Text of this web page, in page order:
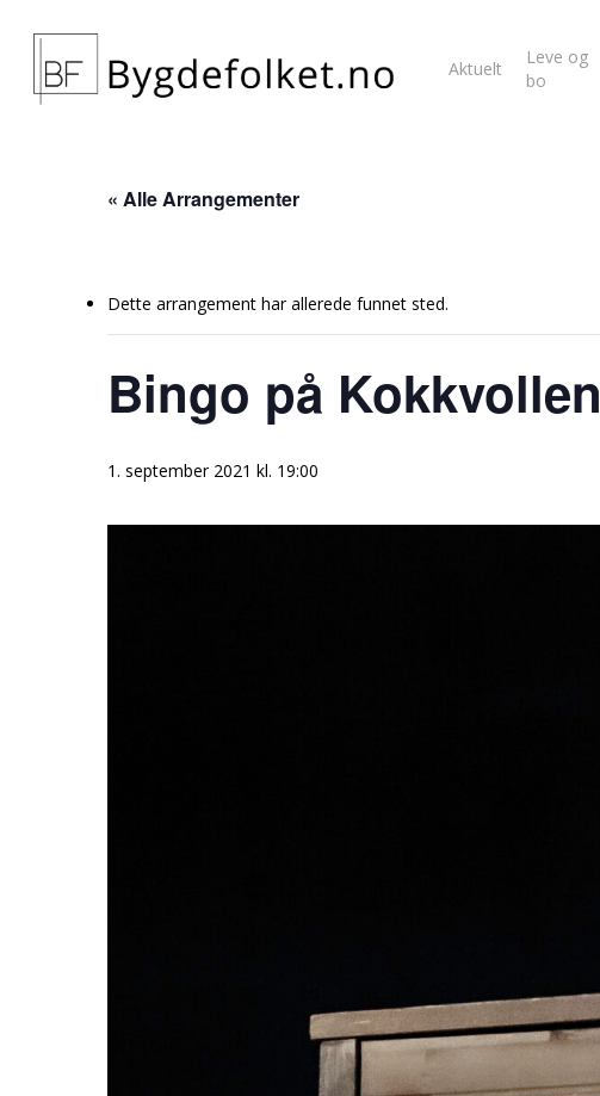
Aktuelt
Leve og
bo
« Alle Arrangementer
Dette arrangement har allerede funnet sted.
Bingo på Kokkvollen
1. september 2021 kl. 19:00